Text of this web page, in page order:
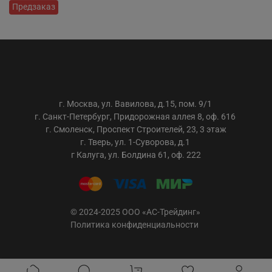
Предзаказ
г. Москва, ул. Вавилова, д.15, пом. 9/1
г. Санкт-Петербург, Придорожная аллея 8, оф. 616
г. Смоленск, Проспект Строителей, 23, 3 этаж
г. Тверь, ул. 1-Суворова, д.1
г Калуга, ул. Болдина 61, оф. 222
© 2024-2025 ООО «АС-Трейдинг»
Политика конфиденциальности